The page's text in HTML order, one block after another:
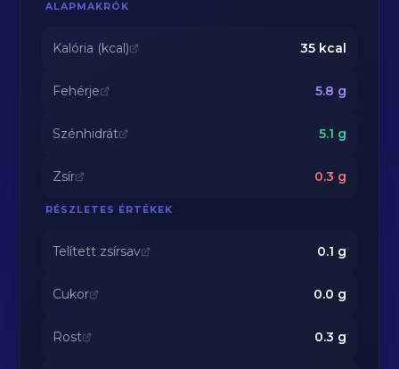
ALAPMAKRÓK
Kalória (kcal) 35kcal
Fehérje 5.8 g
Szénhidrát 5.1 g
Zsír 0.3 g
RÉSZLETES ÉRTÉKEK
Telített zsírsav 0.1 g
Cukor 0.0 g
Rost 0.3 g